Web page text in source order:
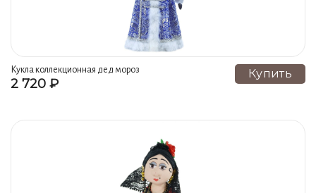
Кукла коллекционная дед мороз
в боярской шубе из парчи
2 720 ₽
Купить